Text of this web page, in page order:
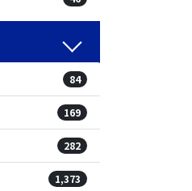
84
169
282
1,373